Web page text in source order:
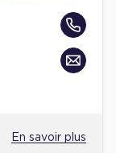
En savoir plus